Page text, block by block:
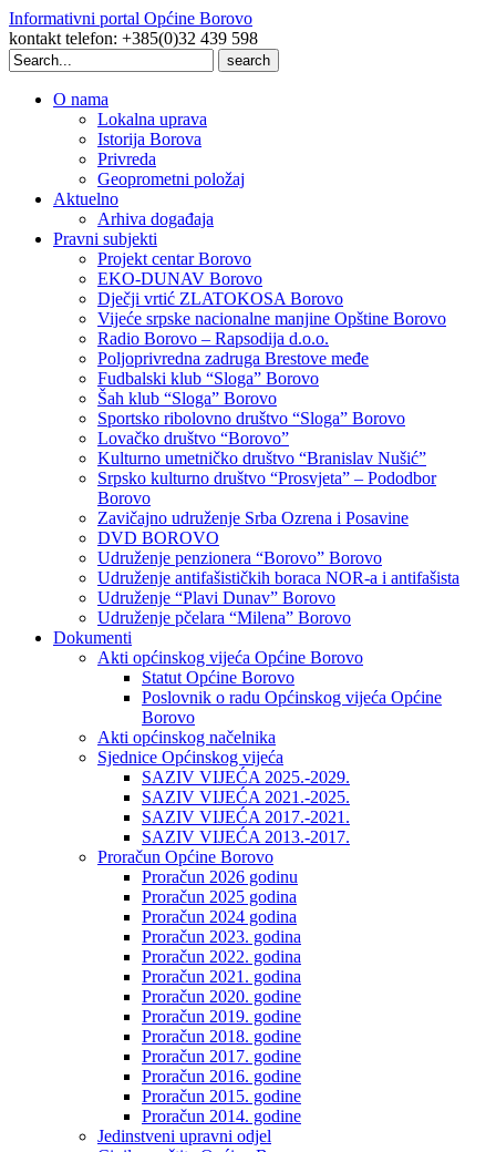
Informativni portal Općine Borovo
kontakt telefon: +385(0)32 439 598
Search
for:
O nama
Lokalna uprava
Istorija Borova
Privreda
Geoprometni položaj
Aktuelno
Arhiva događaja
Pravni subjekti
Projekt centar Borovo
EKO-DUNAV Borovo
Dječji vrtić ZLATOKOSA Borovo
Vijeće srpske nacionalne manjine Opštine Borovo
Radio Borovo – Rapsodija d.o.o.
Poljoprivredna zadruga Brestove međe
Fudbalski klub “Sloga” Borovo
Šah klub “Sloga” Borovo
Sportsko ribolovno društvo “Sloga” Borovo
Lovačko društvo “Borovo”
Kulturno umetničko društvo “Branislav Nušić”
Srpsko kulturno društvo “Prosvjeta” – Pododbor
Borovo
Zavičajno udruženje Srba Ozrena i Posavine
DVD BOROVO
Udruženje penzionera “Borovo” Borovo
Udruženje antifašističkih boraca NOR-a i antifašista
Udruženje “Plavi Dunav” Borovo
Udruženje pčelara “Milena” Borovo
Dokumenti
Akti općinskog vijeća Općine Borovo
Statut Općine Borovo
Poslovnik o radu Općinskog vijeća Općine
Borovo
Akti općinskog načelnika
Sjednice Općinskog vijeća
SAZIV VIJEĆA 2025.-2029.
SAZIV VIJEĆA 2021.-2025.
SAZIV VIJEĆA 2017.-2021.
SAZIV VIJEĆA 2013.-2017.
Proračun Općine Borovo
Proračun 2026 godinu
Proračun 2025 godina
Proračun 2024 godina
Proračun 2023. godina
Proračun 2022. godina
Proračun 2021. godina
Proračun 2020. godine
Proračun 2019. godine
Proračun 2018. godine
Proračun 2017. godine
Proračun 2016. godine
Proračun 2015. godine
Proračun 2014. godine
Jedinstveni upravni odjel